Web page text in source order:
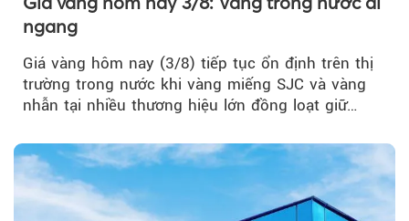
ngang
Giá vàng hôm nay (3/8) tiếp tục ổn định trên thị
trường trong nước khi vàng miếng SJC và vàng
nhẫn tại nhiều thương hiệu lớn đồng loạt giữ